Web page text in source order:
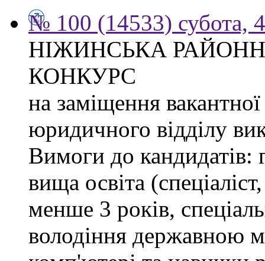
№ 100 (14533) субота,
НІЖИНСЬКА
КОНКУРС
на заміщення
юридичного відділу
Вимоги до кандидатів:
вища освіта
менше 3 років,
володіння державною